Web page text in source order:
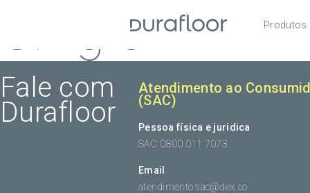
Produtos
Single
Fale com
Durafloor
Atendimento ao
(SAC)
Pessoa física e juridica
SAC: 0800 011 7073
Email
atendimento.sac@dex.co